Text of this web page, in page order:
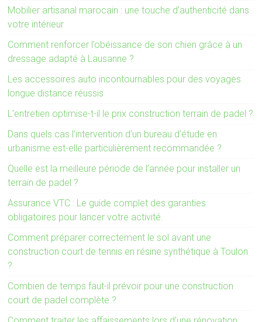
Mobilier artisanal marocain : une touche d’authenticité dans
votre intérieur
Comment renforcer l’obéissance de son chien grâce à un
dressage adapté à Lausanne ?
Les accessoires auto incontournables pour des voyages
longue distance réussis
L’entretien optimise-t-il le prix construction terrain de padel ?
Dans quels cas l’intervention d’un bureau d’étude en
urbanisme est-elle particulièrement recommandée ?
Quelle est la meilleure période de l’année pour installer un
terrain de padel ?
Assurance VTC : Le guide complet des garanties
obligatoires pour lancer votre activité.
Comment préparer correctement le sol avant une
construction court de tennis en résine synthétique à Toulon
?
Combien de temps faut-il prévoir pour une construction
court de padel complète ?